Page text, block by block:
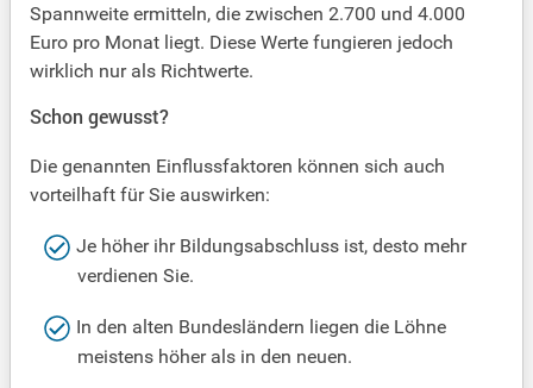
Spannweite ermitteln, die zwischen 2.700 und 4.000
Euro pro Monat liegt. Diese Werte fungieren jedoch
wirklich nur als Richtwerte.
Schon gewusst?
Die genannten Einflussfaktoren können sich auch
vorteilhaft für Sie auswirken:
Je höher ihr Bildungsabschluss ist, desto mehr
verdienen Sie.
In den alten Bundesländern liegen die Löhne
meistens höher als in den neuen.